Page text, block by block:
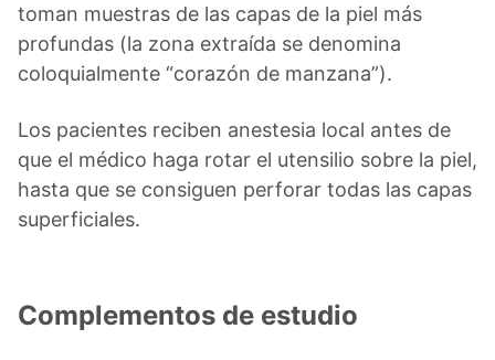
toman muestras de las capas de la piel más
profundas (la zona extraída se denomina
coloquialmente “corazón de manzana”).
Los pacientes reciben anestesia local antes de
que el médico haga rotar el utensilio sobre la piel,
hasta que se consiguen perforar todas las capas
superficiales.
Complementos de estudio